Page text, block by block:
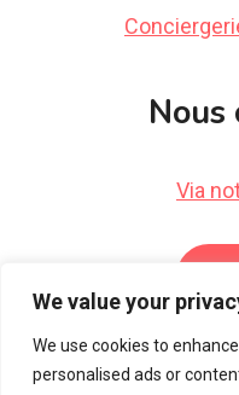
We value your
We use cookies to
personalised ads or
Nous
Via